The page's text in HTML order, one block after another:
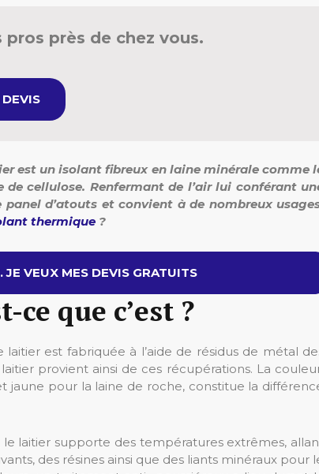
près de chez vous.
est un isolant fibreux en laine minérale comme
de cellulose. Renfermant de l’air lui conférant
d’atouts et convient à de nombreux
thermique ?
VEUX MES DEVIS GRATUITS
que c’est ?
est fabriquée à l’aide de résidus de métal
provient ainsi de ces récupérations. La
jaune pour la laine de roche, constitue la
le laitier supporte des températures extrêmes,
des résines ainsi que des liants minéraux pour